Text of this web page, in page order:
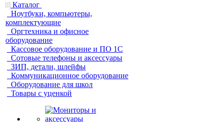
Каталог
Ноутбуки, компьютеры,
комплектующие
Оргтехника и офисное
оборудование
Кассовое оборудование и ПО 1С
Сотовые телефоны и аксессуары
ЗИП, детали, шлейфы
Коммуникационное оборудование
Оборудование для школ
Товары с уценкой